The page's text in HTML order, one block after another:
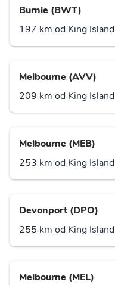
Burnie (BWT)
197 km od King Island
Melbourne (AVV)
209 km od King Island
Melbourne (MEB)
253 km od King Island
Devonport (DPO)
255 km od King Island
Melbourne (MEL)